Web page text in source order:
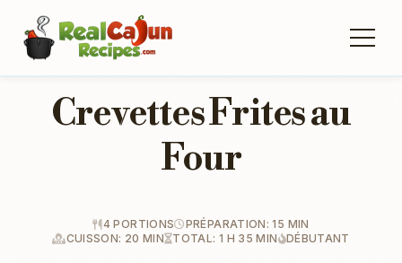
Crevettes Frites au
Four
4 PORTIONS
PRÉPARATION: 15 MIN
CUISSON: 20 MIN
TOTAL: 1 H 35 MIN DÉBUTANT